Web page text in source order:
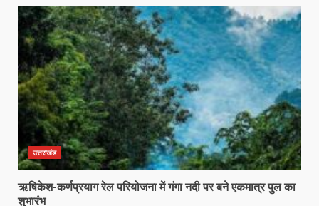
उत्तराखंड
ऋषिकेश-कर्णप्रयाग रेल परियोजना में गंगा नदी पर बने एकमात्र पुल का
शुभारंभ